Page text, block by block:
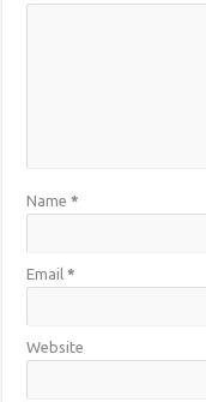
Name*
Email*
Website